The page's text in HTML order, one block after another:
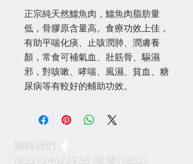
正宗純天然鱷魚肉，鱷魚肉脂肪量
低，骨膠原含量高。食療功效上佳，
有助平喘化痰、止咳潤肺、潤膚養
顏，常食可補氣血、壯筋骨、驅濕
邪，對咳嗽、哮喘、風濕、貧血、糖
尿病等有較好的輔助功效。
關絡我們
(852) 24622938 (批發) (852)